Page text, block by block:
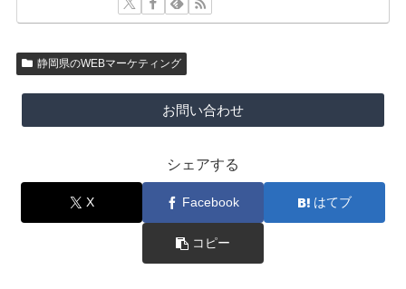
静岡県のWEBマーケティング
お問い合わせ
シェアする
X Facebook はてブ
コピー